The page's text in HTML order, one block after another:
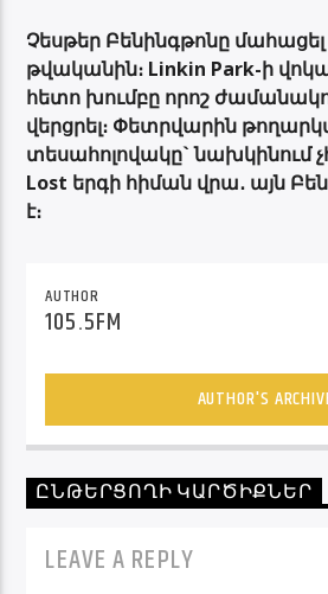
Չեսթեր Բենինգթոնը մահացել
թվականին։ Linkin Park-ի
հետո խումբը որոշ
վերցրել։ Փետրվարին
տեսահոլովակը`
Lost երգի հիման վրա․ այն
է։
AUTHOR
105.5FM
AUTHOR'S
ԸՆԹԵՐՑՈՂԻ ԿԱՐԾԻՔՆԵՐ
LEAVE A REPLY